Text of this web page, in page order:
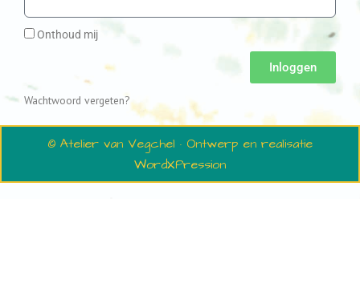
Onthoud mij
Inloggen
Wachtwoord vergeten?
© Atelier van Vegchel · Ontwerp en realisatie
WordXPression